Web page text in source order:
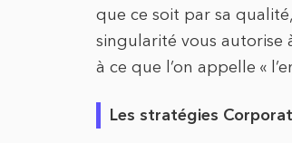
que ce soit par sa
singularité vous autorise
à ce que l’on appelle «
Les stratégies